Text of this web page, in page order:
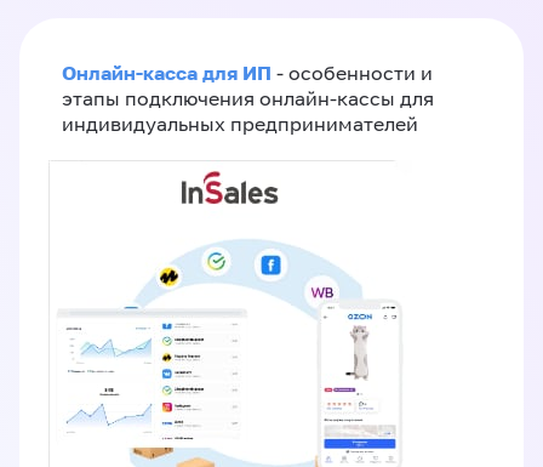
Онлайн-касса для ИП - особенности и
этапы подключения онлайн-кассы для
индивидуальных предпринимателей